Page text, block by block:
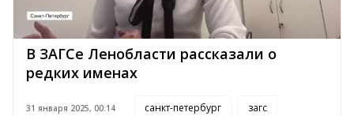
В ЗАГСе Ленобласти рассказали о
редких именах
31 января 2025, 00:14 санкт-петербург загс